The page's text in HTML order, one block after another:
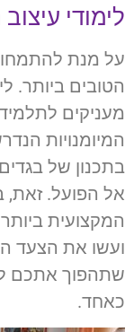
לימודי
על מנת
הטובים ביותר.
מעניקים
המיומנויות
בתכנון של
אל הפועל. זאת,
המקצועית
ועשו את הצעד
שתהפוך אתכם
כאחד.